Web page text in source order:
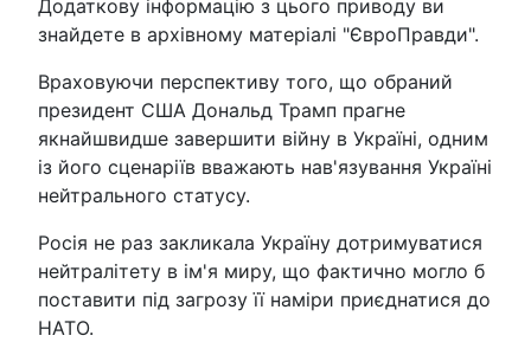
Додаткову інформацію з цього приводу ви
знайдете в архівному матеріалі "ЄвроПравди".
Враховуючи перспективу того, що обраний
президент США Дональд Трамп прагне
якнайшвидше завершити війну в Україні, одним
із його сценаріїв вважають нав'язування Україні
нейтрального статусу.
Росія не раз закликала Україну дотримуватися
нейтралітету в ім'я миру, що фактично могло б
поставити під загрозу її наміри приєднатися до
НАТО.